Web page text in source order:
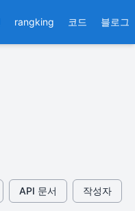
rangking 코드 블로그
API 문서 작성자